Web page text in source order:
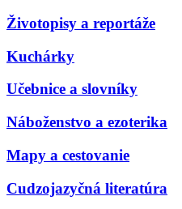
Životopisy a reportáže
Kuchárky
Učebnice a slovníky
Náboženstvo a ezoterika
Mapy a cestovanie
Cudzojazyčná literatúra